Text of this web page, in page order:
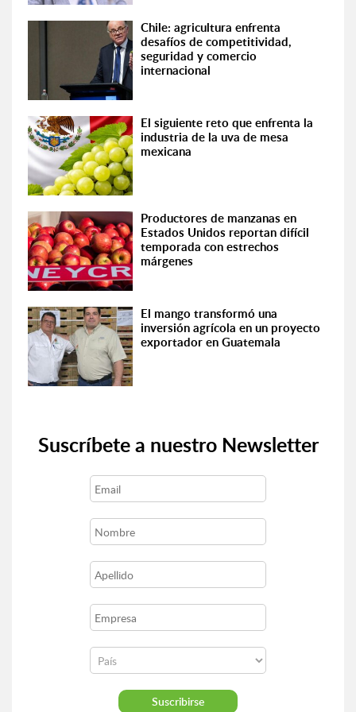
Chile: agricultura enfrenta
desafíos de competitividad,
seguridad y comercio
internacional
El siguiente reto que enfrenta la
industria de la uva de mesa
mexicana
Productores de manzanas en
Estados Unidos reportan difícil
temporada con estrechos
márgenes
El mango transformó una
inversión agrícola en un proyecto
exportador en Guatemala
Suscríbete a nuestro Newsletter